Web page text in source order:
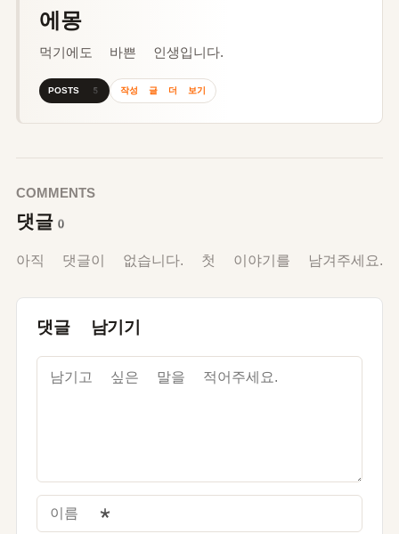
에몽
먹기에도 바쁜 인생입니다.
POSTS 5 작성 글 더 보기
COMMENTS
댓글 0
아직 댓글이 없습니다. 첫 이야기를 남겨주세요.
댓글 남기기
이름